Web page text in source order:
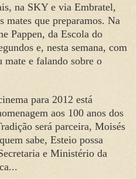
na SKY e via Embratel,
mates que preparamos. Na
Pappen, da Escola do
e, nesta semana, com
mate e falando sobre o
para 2012 está
aos 100 anos dos
será parceira, Moisés
sabe, Esteio possa
e Ministério da